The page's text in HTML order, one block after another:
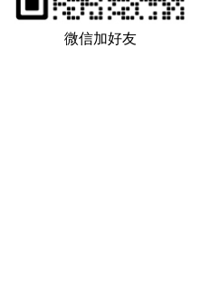
微信加好友